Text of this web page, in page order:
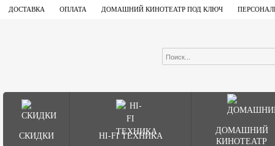
ДОСТАВКА ОПЛАТА ДОМАШНИЙ КИНОТЕАТР ПОД КЛЮЧ
СКИДКИ HI-FI ТЕХНИКА
ДОМАШНИЙ
КИНОТЕАТР